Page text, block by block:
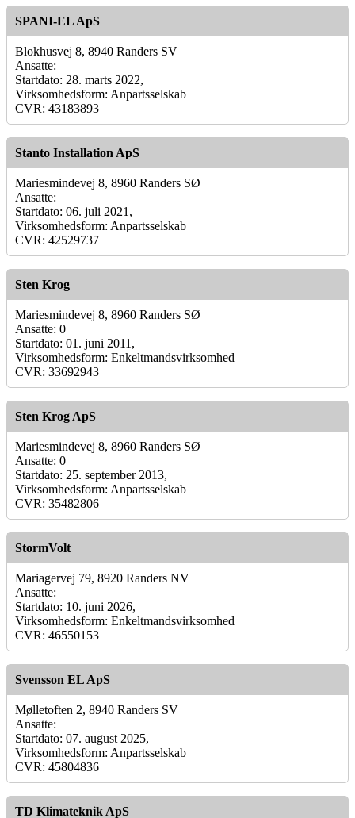
SPANI-EL ApS
Blokhusvej 8, 8940 Randers SV
Ansatte:
Startdato: 28. marts 2022,
Virksomhedsform: Anpartsselskab
CVR: 43183893
Stanto Installation ApS
Mariesmindevej 8, 8960 Randers SØ
Ansatte:
Startdato: 06. juli 2021,
Virksomhedsform: Anpartsselskab
CVR: 42529737
Sten Krog
Mariesmindevej 8, 8960 Randers SØ
Ansatte: 0
Startdato: 01. juni 2011,
Virksomhedsform: Enkeltmandsvirksomhed
CVR: 33692943
Sten Krog ApS
Mariesmindevej 8, 8960 Randers SØ
Ansatte: 0
Startdato: 25. september 2013,
Virksomhedsform: Anpartsselskab
CVR: 35482806
StormVolt
Mariagervej 79, 8920 Randers NV
Ansatte:
Startdato: 10. juni 2026,
Virksomhedsform: Enkeltmandsvirksomhed
CVR: 46550153
Svensson EL ApS
Mølletoften 2, 8940 Randers SV
Ansatte:
Startdato: 07. august 2025,
Virksomhedsform: Anpartsselskab
CVR: 45804836
TD Klimateknik ApS